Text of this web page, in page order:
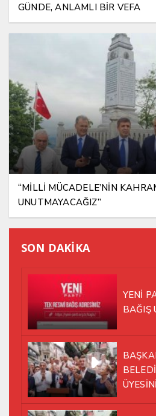
GÜNDE, ANLAMLI BİR VEFA
“MİLLİ MÜCADELE’NİN
UNUTMAYACAĞIZ”
SON DAKİKA
YENİ
BAĞIŞ